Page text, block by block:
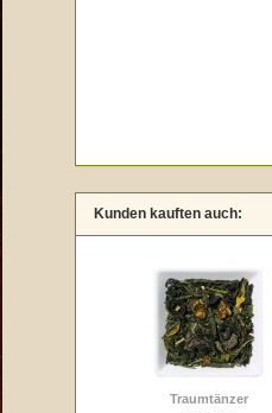
Kunden kauften auch:
Traumtänzer